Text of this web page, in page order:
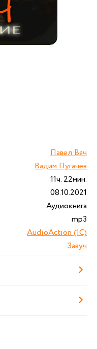
Павел Вяч
Вадим Пугачев
11ч. 22мин.
08.10.2021
Аудиокнига
mp3
AudioAction (1С)
Завуч